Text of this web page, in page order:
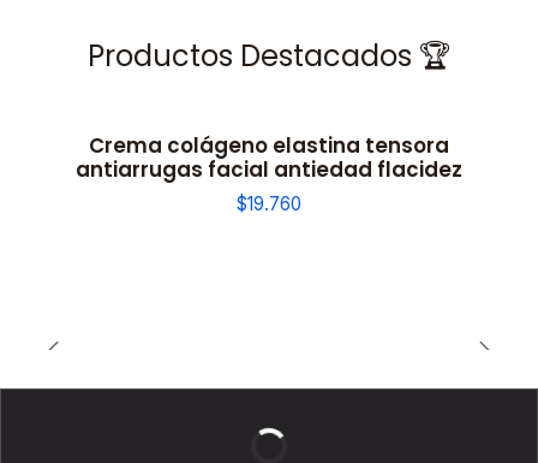
Productos Destacados 🏆
Crema colágeno elastina tensora
antiarrugas facial antiedad flacidez
$19.760
BELLEZA DE LUJO